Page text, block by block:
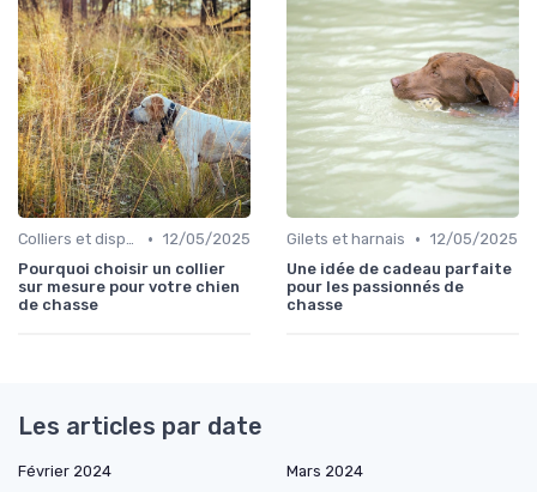
Colliers et dispositifs de suivi • 12/05/2025
Pourquoi choisir un collier
sur mesure pour votre chien
de chasse
Gilets et harnais • 12/05/2025
Une idée de cadeau parfaite
pour les passionnés de
chasse
Les articles par date
Février 2024
Mars 2024